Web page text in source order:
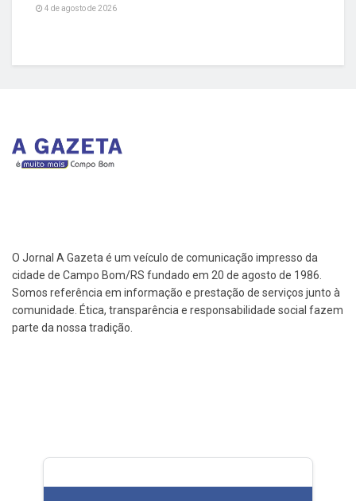
4 de agosto de 2026
O Jornal A Gazeta é um veículo de comunicação impresso da
cidade de Campo Bom/RS fundado em 20 de agosto de 1986.
Somos referência em informação e prestação de serviços junto à
comunidade. Ética, transparência e responsabilidade social fazem
parte da nossa tradição.